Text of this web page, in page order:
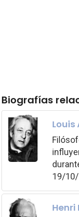
Biografías
Louis
19/
Henri